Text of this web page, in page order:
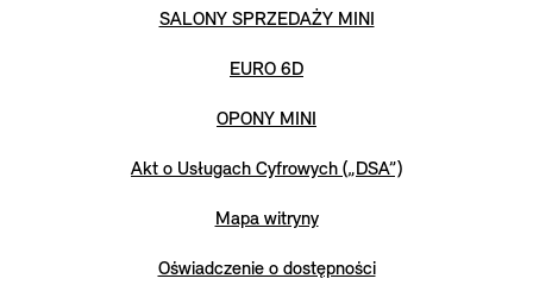
SALONY SPRZEDAŻY MINI
EURO 6D
OPONY MINI
Akt o Usługach Cyfrowych („DSA”)
Mapa witryny
Oświadczenie o dostępności